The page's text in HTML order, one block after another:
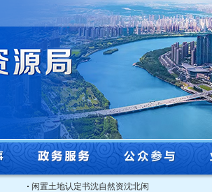
闲置土地认定书沈自然资沈北闲认字[2025]3号